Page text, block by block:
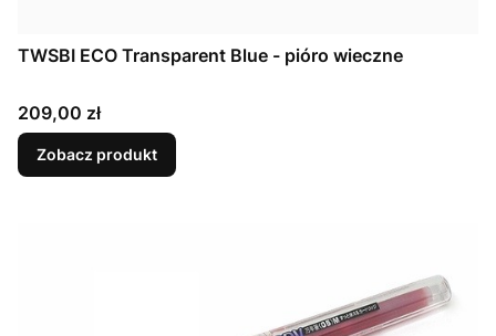
TWSBI ECO Transparent Blue - pióro wieczne
Cena
209,00 zł
Zobacz produkt